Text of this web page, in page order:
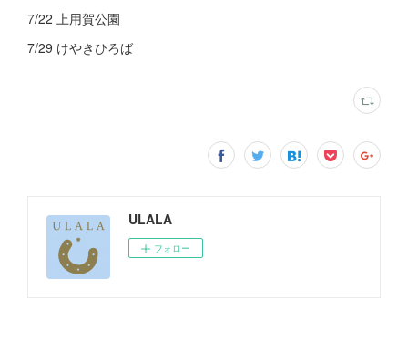
7/22 上用賀公園
7/29 けやきひろば
ULALA
フォロー